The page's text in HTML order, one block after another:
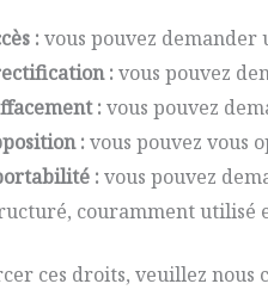
: vous pouvez demander
: vous pouvez
: vous pouvez
: vous pouvez vous
: vous pouvez
couramment utilisé
ces droits, veuillez nous